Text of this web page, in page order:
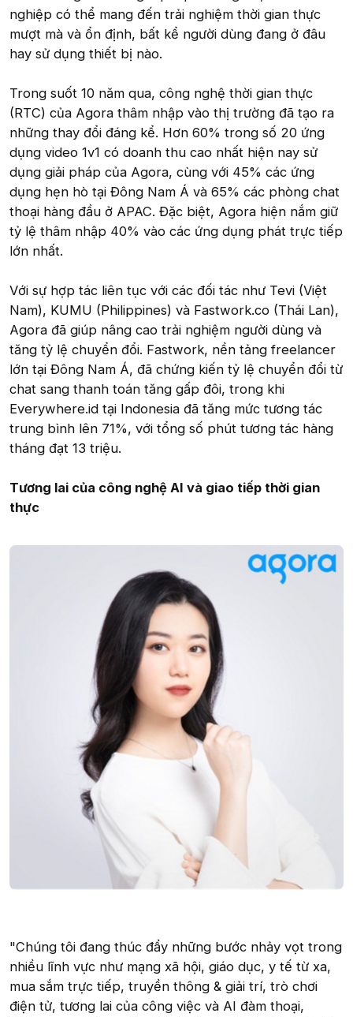
nghiệp có thể mang đến trải nghiệm thời gian thực
mượt mà và ổn định, bất kể người dùng đang ở đâu
hay sử dụng thiết bị nào.
Trong suốt 10 năm qua, công nghệ thời gian thực
(RTC) của Agora thâm nhập vào thị trường đã tạo ra
những thay đổi đáng kể. Hơn 60% trong số 20 ứng
dụng video 1v1 có doanh thu cao nhất hiện nay sử
dụng giải pháp của Agora, cùng với 45% các ứng
dụng hẹn hò tại Đông Nam Á và 65% các phòng chat
thoại hàng đầu ở APAC. Đặc biệt, Agora hiện nắm giữ
tỷ lệ thâm nhập 40% vào các ứng dụng phát trực tiếp
lớn nhất.
Với sự hợp tác liên tục với các đối tác như Tevi (Việt
Nam), KUMU (Philippines) và Fastwork.co (Thái Lan),
Agora đã giúp nâng cao trải nghiệm người dùng và
tăng tỷ lệ chuyển đổi. Fastwork, nền tảng freelancer
lớn tại Đông Nam Á, đã chứng kiến tỷ lệ chuyển đổi từ
chat sang thanh toán tăng gấp đôi, trong khi
Everywhere.id tại Indonesia đã tăng mức tương tác
trung bình lên 71%, với tổng số phút tương tác hàng
tháng đạt 13 triệu.
Tương lai của công nghệ AI và giao tiếp thời gian
thực
"Chúng tôi đang thúc đẩy những bước nhảy vọt trong
nhiều lĩnh vực như mạng xã hội, giáo dục, y tế từ xa,
mua sắm trực tiếp, truyền thông & giải trí, trò chơi
điện tử, tương lai của công việc và AI đàm thoại,